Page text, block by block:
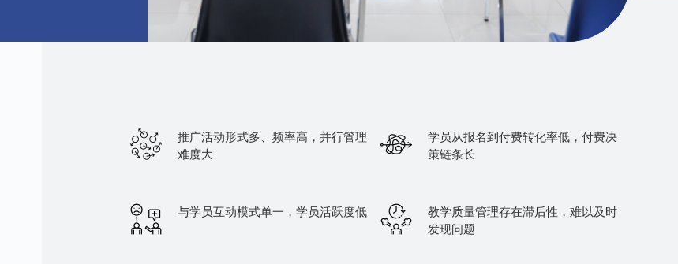
推广活动形式多、频率高，并行管理
难度大
学员从报名到付费转化率低，付费决
策链条长
与学员互动模式单一，学员活跃度低
教学质量管理存在滞后性，难以及时
发现问题